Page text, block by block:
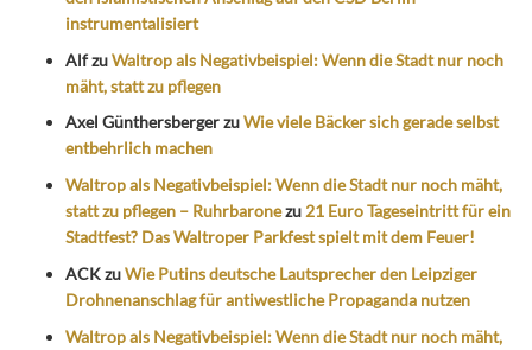
instrumentalisiert
AlfzuWaltrop als Negativbeispiel: Wenn die Stadt nur noch
mäht, statt zu pflegen
Axel GünthersbergerzuWie viele Bäcker sich gerade selbst
entbehrlich machen
Waltrop als Negativbeispiel: Wenn die Stadt nur noch mäht,
statt zu pflegen – Ruhrbaronezu 21 Euro Tageseintritt für ein
Stadtfest? Das Waltroper Parkfest spielt mit dem Feuer!
ACKzuWie Putins deutsche Lautsprecher den Leipziger
Drohnenanschlag für antiwestliche Propaganda nutzen
Waltrop als Negativbeispiel: Wenn die Stadt nur noch mäht,